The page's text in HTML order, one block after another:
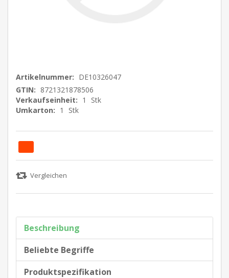
Artikelnummer: DE10326047
GTIN: 8721321878506
Verkaufseinheit: 1
Stk
Umkarton: 1 Stk
Beschreibung
Beliebte Begriffe
Produktspezifikation